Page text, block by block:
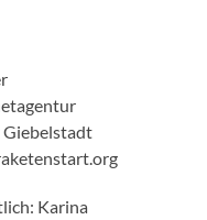
Giebelstadt
Karina